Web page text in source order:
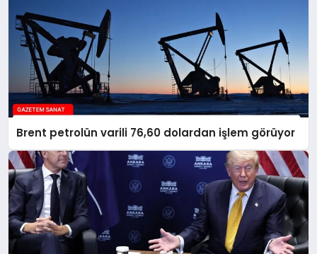
Brent petrolün varili 76,60 dolardan işlem görüyor